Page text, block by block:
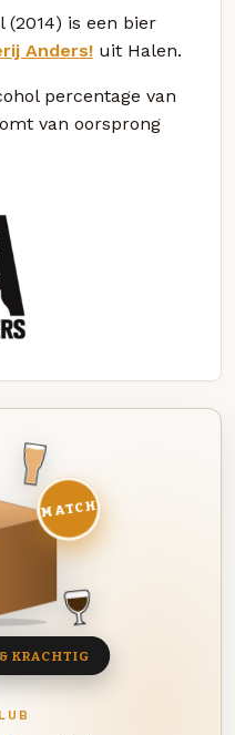
(2014) is een bier
Anders! uit Halen.
percentage van
van oorsprong
MATCH
KRACHTIG